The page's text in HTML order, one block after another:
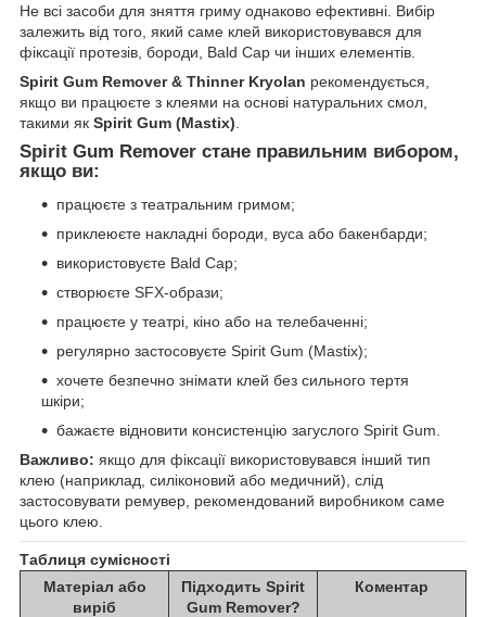
Не всі засоби для зняття гриму однаково ефективні. Вибір
залежить від того, який саме клей використовувався для
фіксації протезів, бороди, Bald Cap чи інших елементів.
Spirit Gum Remover & Thinner Kryolan рекомендується,
якщо ви працюєте з клеями на основі натуральних смол,
такими як Spirit Gum (Mastix)
Spirit Gum Remover стане правильним вибором,
якщо ви:
працюєте з театральним гримом;
приклеюєте накладні бороди, вуса або бакенбарди;
використовуєте Bald Cap;
створюєте SFX-образи;
працюєте у театрі, кіно або на телебаченні;
регулярно застосовуєте Spirit Gum (Mastix);
хочете безпечно знімати клей без сильного тертя
шкіри;
бажаєте відновити консистенцію загуслого Spirit Gum.
Важливо: якщо для фіксації використовувався інший тип
клею (наприклад, силіконовий або медичний), слід
застосовувати ремувер, рекомендований виробником саме
цього клею.
Таблиця сумісності
Матеріал або
виріб
Підходить Spirit
Gum Remover?
Коментар